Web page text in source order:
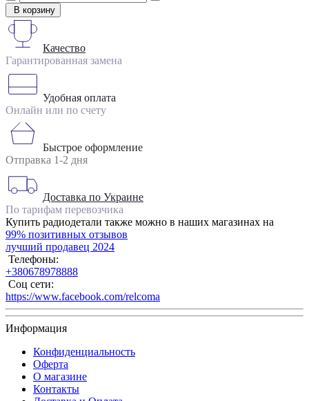
В корзину
Качество
Гарантированная замена
Удобная оплата
Онлайн или по счету
Быстрое оформление
Отправка 1-2 дня
Доставка по Украине
По тарифам перевозчика
Купить радиодетали также можно в наших магазинах на
99% позитивных отзывов
лучший продавец 2024
Телефоны:
+380678978888
Соц сети:
https://www.facebook.com/relcoma
Информация
Конфиденциальность
Оферта
О магазине
Контакты